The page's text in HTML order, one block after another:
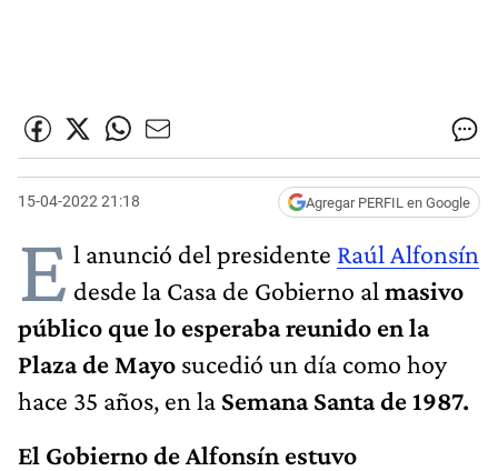
15-04-2022 21:18 Agregar PERFIL en Google
E l anunció del presidente Raúl Alfonsín
desde la Casa de Gobierno al masivo
público que lo esperaba reunido en la
Plaza de Mayo sucedió un día como hoy
hace 35 años, en la Semana Santa de 1987.
El Gobierno de Alfonsín estuvo